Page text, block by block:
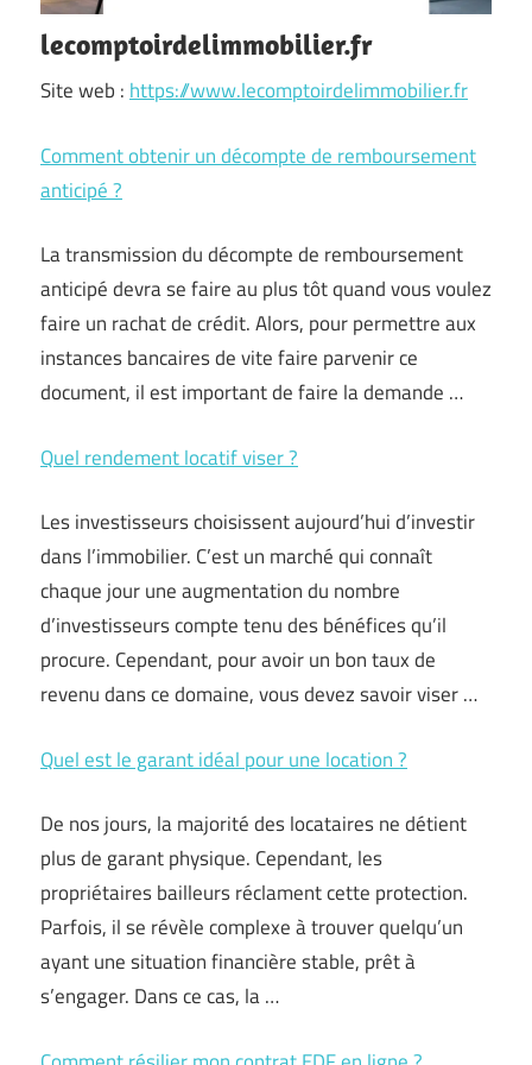
lecomptoirdelimmobilier.fr
Site web :https://www.lecomptoirdelimmobilier.fr
Comment obtenir un décompte de remboursement
anticipé ?
La transmission du décompte de remboursement
anticipé devra se faire au plus tôt quand vous voulez
faire un rachat de crédit. Alors, pour permettre aux
instances bancaires de vite faire parvenir ce
document, il est important de faire la demande …
Quel rendement locatif viser ?
Les investisseurs choisissent aujourd’hui d’investir
dans l’immobilier. C’est un marché qui connaît
chaque jour une augmentation du nombre
d’investisseurs compte tenu des bénéfices qu’il
procure. Cependant, pour avoir un bon taux de
revenu dans ce domaine, vous devez savoir viser …
Quel est le garant idéal pour une location ?
De nos jours, la majorité des locataires ne détient
plus de garant physique. Cependant, les
propriétaires bailleurs réclament cette protection.
Parfois, il se révèle complexe à trouver quelqu’un
ayant une situation financière stable, prêt à
s’engager. Dans ce cas, la …